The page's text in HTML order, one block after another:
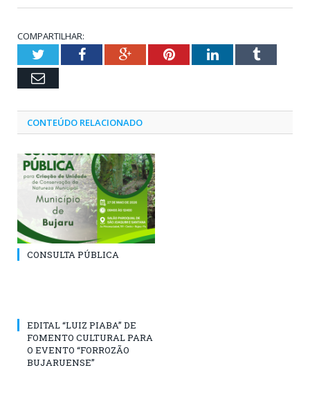
COMPARTILHAR:
TwitterFacebookGoogle+PinterestLinkedInTumblr
Email
CONTEÚDO RELACIONADO
CONSULTA PÚBLICA
EDITAL “LUIZ PIABA” DE
FOMENTO CULTURAL PARA
O EVENTO “FORROZÃO
BUJARUENSE”